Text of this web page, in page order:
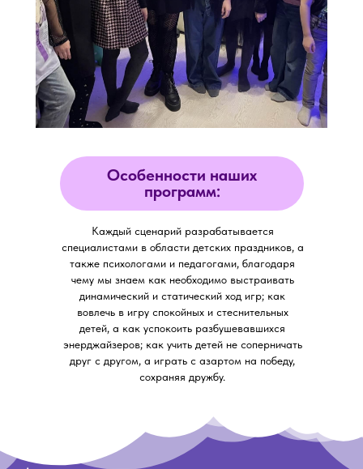
Каждый сценарий разрабатывается
специалистами в области детских праздников, а
также психологами и педагогами, благодаря
чему мы знаем как необходимо выстраивать
динамический и статический ход игр; как
вовлечь в игру спокойных и стеснительных
детей, а как успокоить разбушевавшихся
энерджайзеров; как учить детей не соперничать
друг с другом, а играть с азартом на победу,
сохраняя дружбу.
Особенности наших
программ: